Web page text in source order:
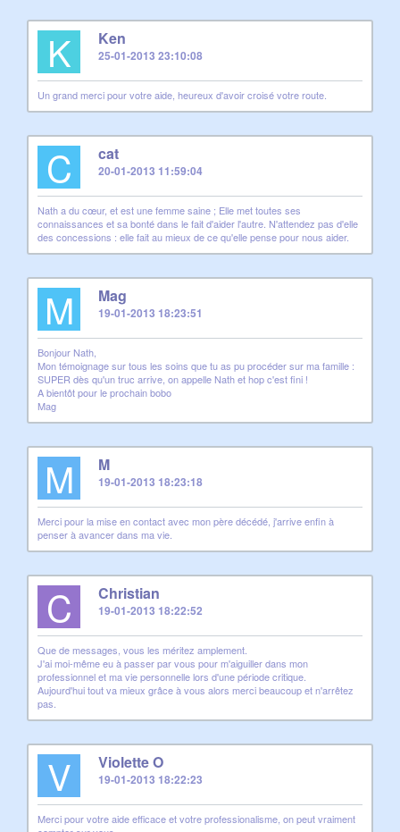
K Ken
25-01-2013 23:10:08
Un grand merci pour votre aide, heureux d'avoir croisé votre route.
C cat
20-01-2013 11:59:04
Nath a du cœur, et est une femme saine ; Elle met toutes ses
connaissances et sa bonté dans le fait d'aider l'autre. N'attendez pas d'elle
des concessions : elle fait au mieux de ce qu'elle pense pour nous aider.
M Mag
19-01-2013 18:23:51
Bonjour Nath,
Mon témoignage sur tous les soins que tu as pu procéder sur ma famille :
SUPER dès qu'un truc arrive, on appelle Nath et hop c'est fini !
A bientôt pour le prochain bobo
Mag
M M
19-01-2013 18:23:18
Merci pour la mise en contact avec mon père décédé, j'arrive enfin à
penser à avancer dans ma vie.
C Christian
19-01-2013 18:22:52
Que de messages, vous les méritez amplement.
J'ai moi-même eu à passer par vous pour m'aiguiller dans mon
professionnel et ma vie personnelle lors d'une période critique.
Aujourd'hui tout va mieux grâce à vous alors merci beaucoup et n'arrêtez
pas.
V Violette O
19-01-2013 18:22:23
Merci pour votre aide efficace et votre professionalisme, on peut vraiment